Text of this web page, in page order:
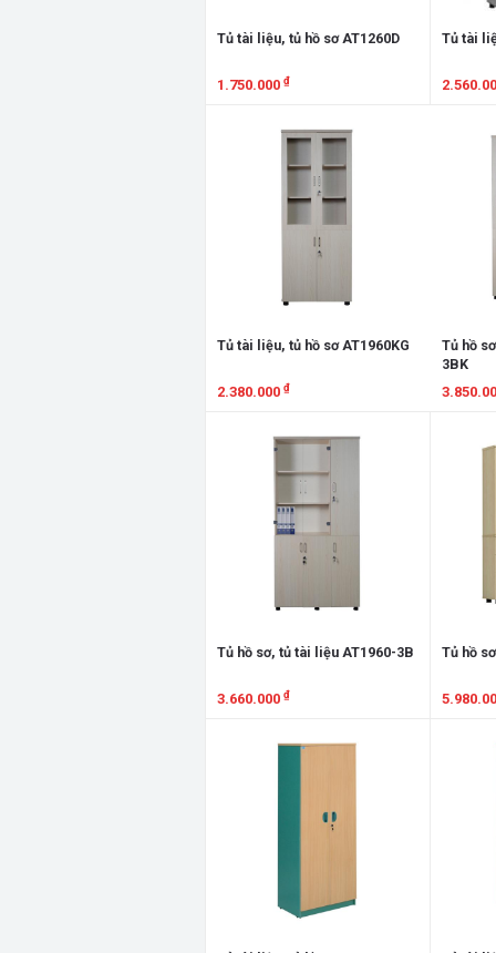
Tủ tài liệu, tủ hồ sơ AT1260D
1.750.000 ₫
Tủ tài
Tủ tài liệu, tủ hồ sơ AT1960KG
2.380.000 ₫
Tủ hồ
3BK
Tủ hồ sơ, tủ tài liệu AT1960-3B
3.660.000 ₫
Tủ hồ